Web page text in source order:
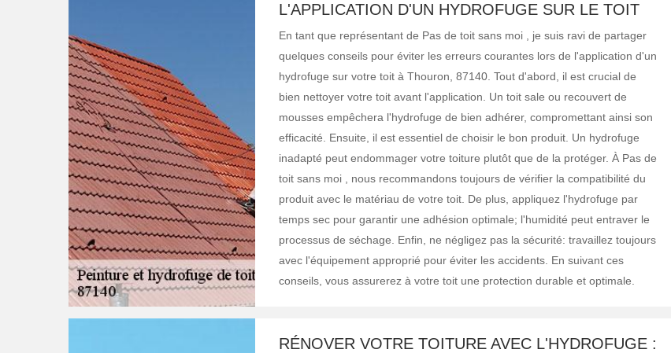
L'APPLICATION D'UN HYDROFUGE SUR LE TOIT
En tant que représentant de Pas de toit sans moi , je suis ravi de partager
quelques conseils pour éviter les erreurs courantes lors de l'application d'un
hydrofuge sur votre toit à Thouron, 87140. Tout d'abord, il est crucial de
bien nettoyer votre toit avant l'application. Un toit sale ou recouvert de
mousses empêchera l'hydrofuge de bien adhérer, compromettant ainsi son
efficacité. Ensuite, il est essentiel de choisir le bon produit. Un hydrofuge
inadapté peut endommager votre toiture plutôt que de la protéger. À Pas de
toit sans moi , nous recommandons toujours de vérifier la compatibilité du
produit avec le matériau de votre toit. De plus, appliquez l'hydrofuge par
temps sec pour garantir une adhésion optimale; l'humidité peut entraver le
processus de séchage. Enfin, ne négligez pas la sécurité: travaillez toujours
avec l'équipement approprié pour éviter les accidents. En suivant ces
conseils, vous assurerez à votre toit une protection durable et optimale.
RÉNOVER VOTRE TOITURE AVEC L'HYDROFUGE :